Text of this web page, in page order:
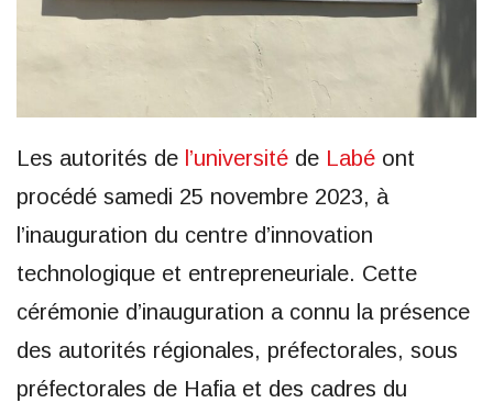
Les autorités de l’université de Labé ont
procédé samedi 25 novembre 2023, à
l’inauguration du centre d’innovation
technologique et entrepreneuriale. Cette
cérémonie d’inauguration a connu la présence
des autorités régionales, préfectorales, sous
préfectorales de Hafia et des cadres du